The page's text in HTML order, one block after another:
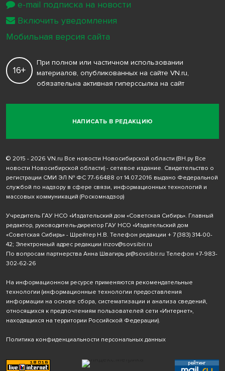
НАПИСАТЬ В РЕДАКЦИЮ
16+
При полном или частичном использовании
материалов, опубликованных на сайте VN.ru,
обязательна активная гиперссылка на сайт
© 2015 - 2026 VN.ru Все новости Новосибирской области (ВН.ру Все
новости Новосибирской области) - сетевое издание. Свидетельство о
регистрации СМИ ЭЛ № ФС 77-66488 от 14.07.2016 выдано Федеральной
службой по надзору в сфере связи, информационных технологий и
массовых коммуникаций (Роскомнадзор)
Учредитель ГАУ НСО «Издательский дом «Советская Сибирь». Главный
редактор, руководитель-директор ГАУ НСО «Издательский дом
«Советская Сибирь» - Шрейтер Н.В. Телефон редакции + 7 (383) 314-00-
42; Электронный адрес редакции inzov@sovsibir.ru
По вопросам партнерства Анна Швагирь pr@sovsibir.ru Телефон +7-983-
302-62-26
На информационном ресурсе применяются рекомендательные
технологии (информационные технологии предоставления
информации на основе сбора, систематизации и анализа сведений,
относящихся к предпочтениям пользователей сети «Интернет»,
находящихся на территории Российской Федерации).
Политика конфиденциальности персональных данных
e-mail подписка на новости
Включить уведомления
Мобильная версия сайта